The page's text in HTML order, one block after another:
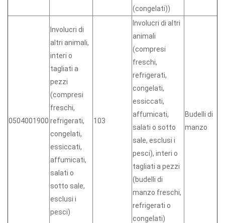
(congelati))
0504001900
Involucri di
altri animali,
interi o
tagliati a
pezzi
(compresi
freschi,
refrigerati,
congelati,
essiccati,
affumicati,
salati o
sotto sale,
esclusi i
pesci)
103
Involucri di altri
animali
(compresi
freschi,
refrigerati,
congelati,
essiccati,
affumicati,
salati o sotto
sale, esclusi i
pesci), interi o
tagliati a pezzi
(budelli di
manzo freschi,
refrigerati o
congelati)
Budelli di
manzo